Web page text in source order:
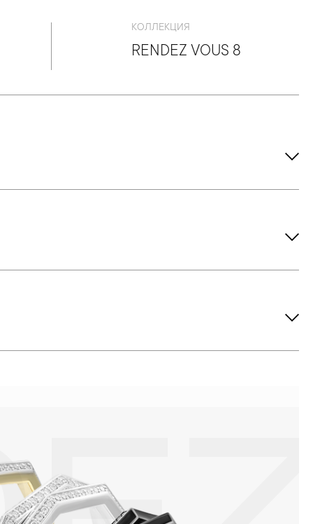
КОЛЛЕКЦИЯ
RENDEZ VOUS 8
или замшевой салфеткой.